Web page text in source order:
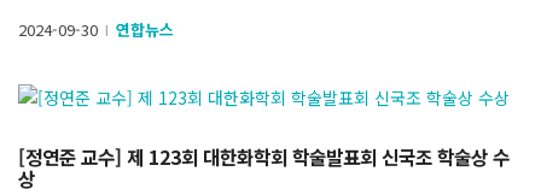
2024-09-30 l 연합뉴스
[정연준 교수] 제 123회 대한화학회 학술발표회 신국조 학술상 수
상